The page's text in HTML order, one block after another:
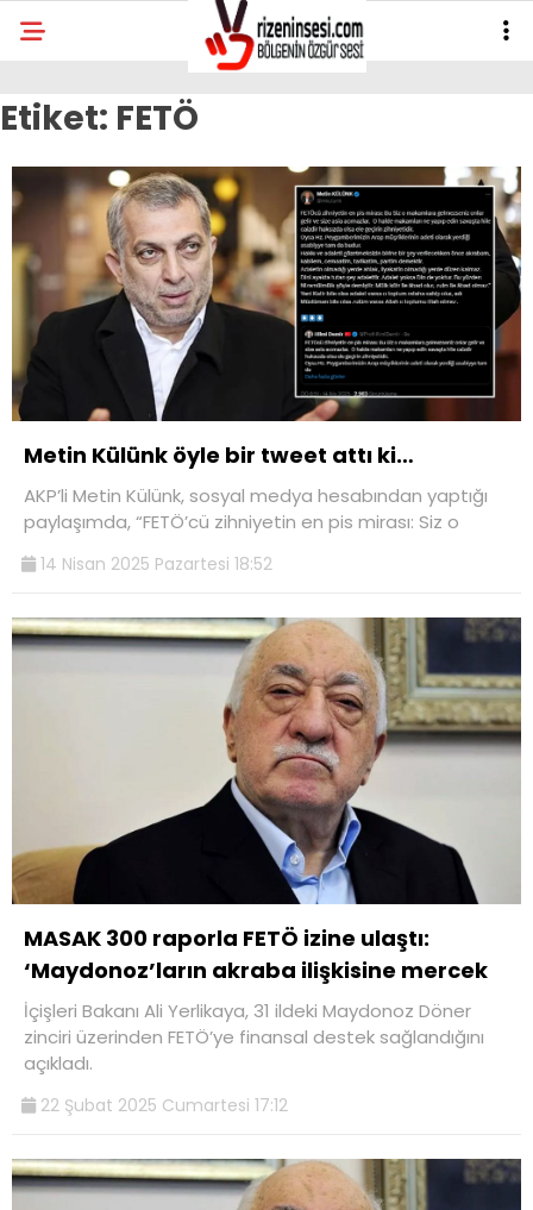
Etiket: FETÖ
Metin Külünk öyle bir tweet attı ki…
AKP’li Metin Külünk, sosyal medya hesabından yaptığı
paylaşımda, “FETÖ’cü zihniyetin en pis mirası: Siz o
14 Nisan 2025 Pazartesi 18:52
MASAK 300 raporla FETÖ izine ulaştı:
‘Maydonoz’ların akraba ilişkisine mercek
İçişleri Bakanı Ali Yerlikaya, 31 ildeki Maydonoz Döner
zinciri üzerinden FETÖ’ye finansal destek sağlandığını
açıkladı.
22 Şubat 2025 Cumartesi 17:12